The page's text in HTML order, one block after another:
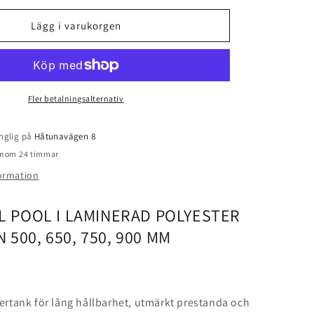
för
Sandfilter
SuperPool
750,
Lägg i varukorgen
Fler betalningsalternativ
på Håtunavägen 8
24 timmar
POOL I LAMINERAD POLYESTER
500, 650, 750, 900 MM
för lång hållbarhet, utmärkt prestanda och